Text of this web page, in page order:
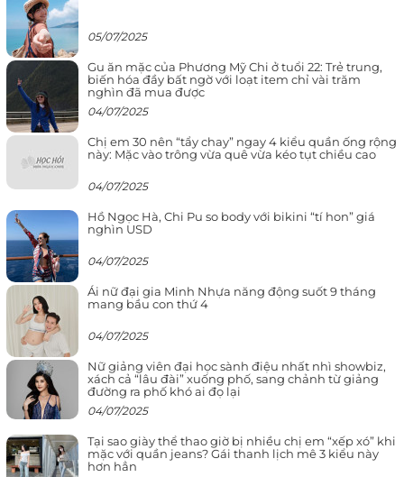
05/07/2025
Gu ăn mặc của Phương Mỹ Chi ở tuổi 22: Trẻ trung,
biến hóa đầy bất ngờ với loạt item chỉ vài trăm
nghìn đã mua được
04/07/2025
Chị em 30 nên “tẩy chay” ngay 4 kiểu quần ống rộng
này: Mặc vào trông vừa quê vừa kéo tụt chiều cao
04/07/2025
Hồ Ngọc Hà, Chi Pu so body với bikini “tí hon” giá
nghìn USD
04/07/2025
Ái nữ đại gia Minh Nhựa năng động suốt 9 tháng
mang bầu con thứ 4
04/07/2025
Nữ giảng viên đại học sành điệu nhất nhì showbiz,
xách cả “lâu đài” xuống phố, sang chảnh từ giảng
đường ra phố khó ai đọ lại
04/07/2025
Tại sao giày thể thao giờ bị nhiều chị em “xếp xó” khi
mặc với quần jeans? Gái thanh lịch mê 3 kiểu này
hơn hẳn